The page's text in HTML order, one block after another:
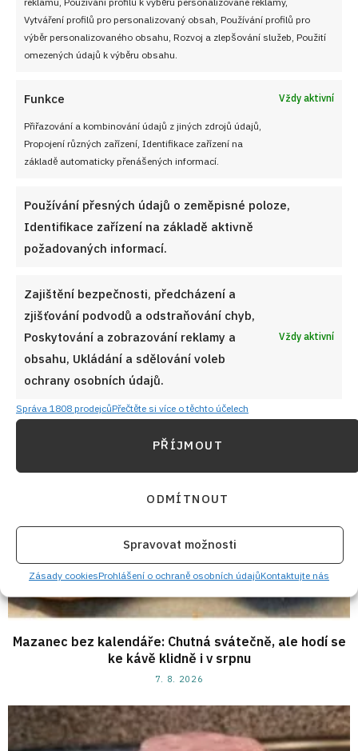
Vytváření profilů pro personalizovaný obsah, Používání profilů pro
výběr personalizovaného obsahu, Rozvoj a zlepšování služeb, Použití
omezených údajů k výběru obsahu.
Funkce Vždy aktivní
Přiřazování a kombinování údajů z jiných zdrojů údajů,
Propojení různých zařízení, Identifikace zařízení na
základě automaticky přenášených informací.
Používání přesných údajů o zeměpisné poloze,
Identifikace zařízení na základě aktivně
požadovaných informací.
Zajištění bezpečnosti, předcházení a
zjišťování podvodů a odstraňování chyb,
Poskytování a zobrazování reklamy a
obsahu, Ukládání a sdělování voleb
ochrany osobních údajů.
Vždy aktivní
Správa 1808 prodejcůPřečtěte si více o těchto účelech
PŘÍJMOUT
ODMÍTNOUT
Spravovat možnosti
Zásady cookiesProhlášení o ochraně osobních údajůKontaktujte nás
VYZKOUŠEJTE TAKÉ
Jahodový kompot bez zbytečné chemie: Rychlá zásoba
sladkého letního ovoce do sklenic
7. 8. 2026
Mazanec bez kalendáře: Chutná svátečně, ale hodí se
ke kávě klidně i v srpnu
7. 8. 2026